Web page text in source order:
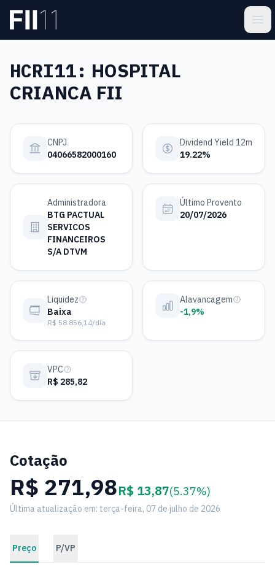
Pular para o conteúdo principal
HCRI11: HOSPITAL
CRIANCA FII
CNPJ
04066582000160
Dividend Yield 12m
19.22%
Administradora
BTG PACTUAL
SERVICOS
FINANCEIROS
S/A DTVM
Último Provento
20/07/2026
Liquidez
Baixa
R$ 58.856,14/dia
Alavancagem
-1,9%
VPC
R$ 285,82
Cotação
R$ 271,98R$ 13,87(5.37%)
Última atualização em: terça-feira, 07 de julho de 2026
Preço P/VP